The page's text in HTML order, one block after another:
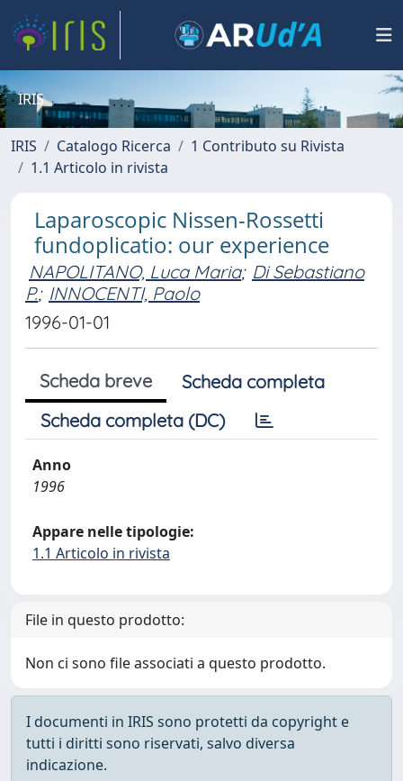
IRIS
IRIS Catalogo Ricerca
1 Contributo su Rivista
1.1 Articolo in rivista
Laparoscopic Nissen-Rossetti
fundoplicatio: our experience
NAPOLITANO, Luca Maria; Di Sebastiano
P.; INNOCENTI, Paolo
1996-01-01
Scheda breve
Scheda completa
Scheda completa (DC)
Anno
1996
Appare nelle tipologie:
1.1 Articolo in rivista
File in questo prodotto:
Non ci sono file associati a questo prodotto.
I documenti in IRIS sono protetti da copyright e
tutti i diritti sono riservati, salvo diversa
indicazione.